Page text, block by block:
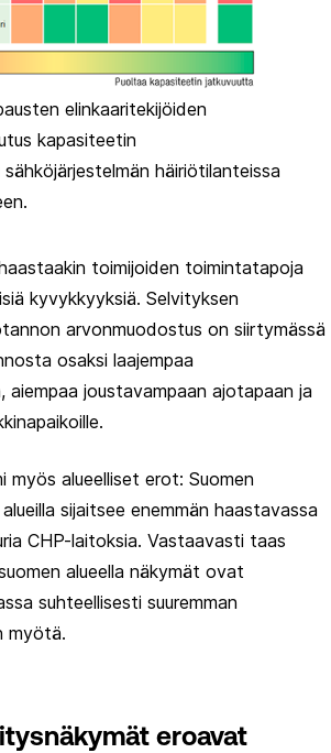
elinkaaritekijöiden
kapasiteetin
häiriötilanteissa
toimijoiden toimintatapoja
kyvykkyyksiä. Selvityksen
arvonmuodostus on siirtymässä
osaksi laajempaa
joustavampaan ajotapaan ja
myös alueelliset erot: Suomen
sijaitsee enemmän haastavassa
CHP-laitoksia. Vastaavasti taas
alueella näkymät ovat
suhteellisesti suuremman
myötä.
eroavat